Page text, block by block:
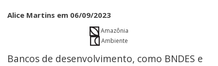
Alice Martins em 06/09/2023
Amazônia
Ambiente
Bancos de desenvolvimento, como BNDES e